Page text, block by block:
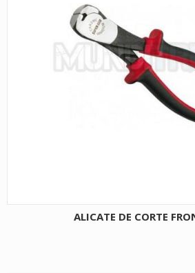
ALICATE DE CORTE